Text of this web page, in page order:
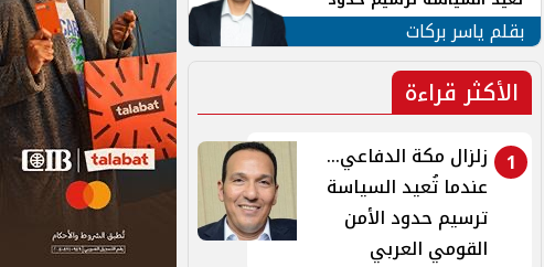
الأمن القومي العربي
بقلم ياسر بركات
الأكثر قراءة
1
زلزال مكة الدفاعي...
عندما تُعيد السياسة
ترسيم حدود الأمن
القومي العربي